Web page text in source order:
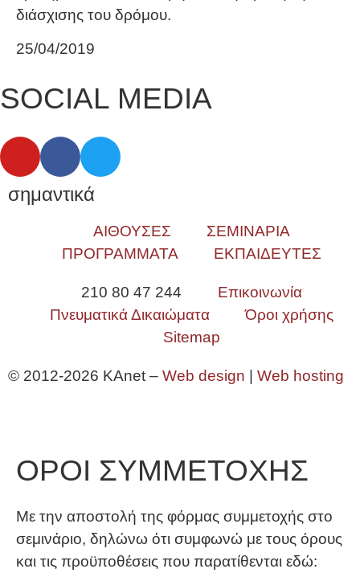
διάσχισης του δρόμου.
25/04/2019
SOCIAL MEDIA
σημαντικά
ΑΙΘΟΥΣΕΣ
ΣΕΜΙΝΑΡΙΑ
ΠΡΟΓΡΑΜΜΑΤΑ
ΕΚΠΑΙΔΕΥΤΕΣ
210 80 47 244
Επικοινωνία
Πνευματικά Δικαιώματα
Όροι χρήσης
Sitemap
© 2012-2026 KAnet – Web design Web hosting
ΟΡΟΙ ΣΥΜΜΕΤΟΧΗΣ
Με την αποστολή της φόρμας συμμετοχής στο
σεμινάριο, δηλώνω ότι συμφωνώ με τους όρους
και τις προϋποθέσεις που παρατίθενται εδώ: